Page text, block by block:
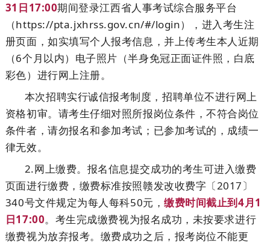
31日17:00期间登录江西省人事考试综合服务平台
（https://pta.jxhrss.gov.cn/#/login），进入考生注
册页面，如实填写个人报考信息，并上传考生本人近期
（6个月以内）电子照片（半身免冠正面证件照，白底
彩色）进行网上注册。
本次招聘实行诚信报考制度，招聘单位不进行网上
资格初审。请考生仔细对照所报岗位条件，不符合岗位
条件者，请勿报名和参加考试；已参加考试的，成绩一
律无效。
2.网上缴费。报名信息提交成功的考生可进入缴费
页面进行缴费，缴费标准按照赣发改收费字〔2017〕
340号文件规定为每人每科50元，缴费时间截止到4月1
日17:00。考生完成缴费视为报名成功，未按要求进行
缴费视为放弃报考。缴费成功之后，报考岗位不能更